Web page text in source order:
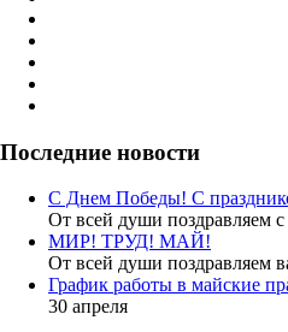
Последние новости
С Днем Победы! С
От всей души поздравляем
МИР! ТРУД! МАЙ!
От всей души поздравляем
График работы в майские
30 апреля